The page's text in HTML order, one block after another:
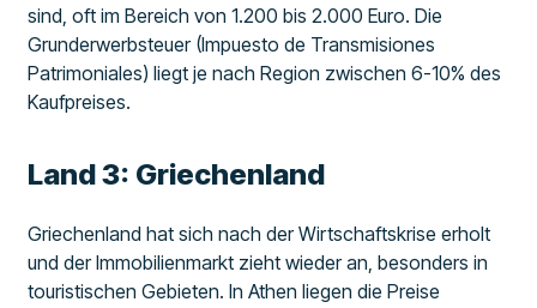
sind, oft im Bereich von 1.200 bis 2.000 Euro. Die
Grunderwerbsteuer (Impuesto de Transmisiones
Patrimoniales) liegt je nach Region zwischen 6-10% des
Kaufpreises.
Land 3: Griechenland
Griechenland hat sich nach der Wirtschaftskrise erholt
und der Immobilienmarkt zieht wieder an, besonders in
touristischen Gebieten. In Athen liegen die Preise